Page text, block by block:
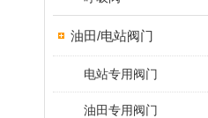
油田/电站阀门
电站专用阀门
油田专用阀门